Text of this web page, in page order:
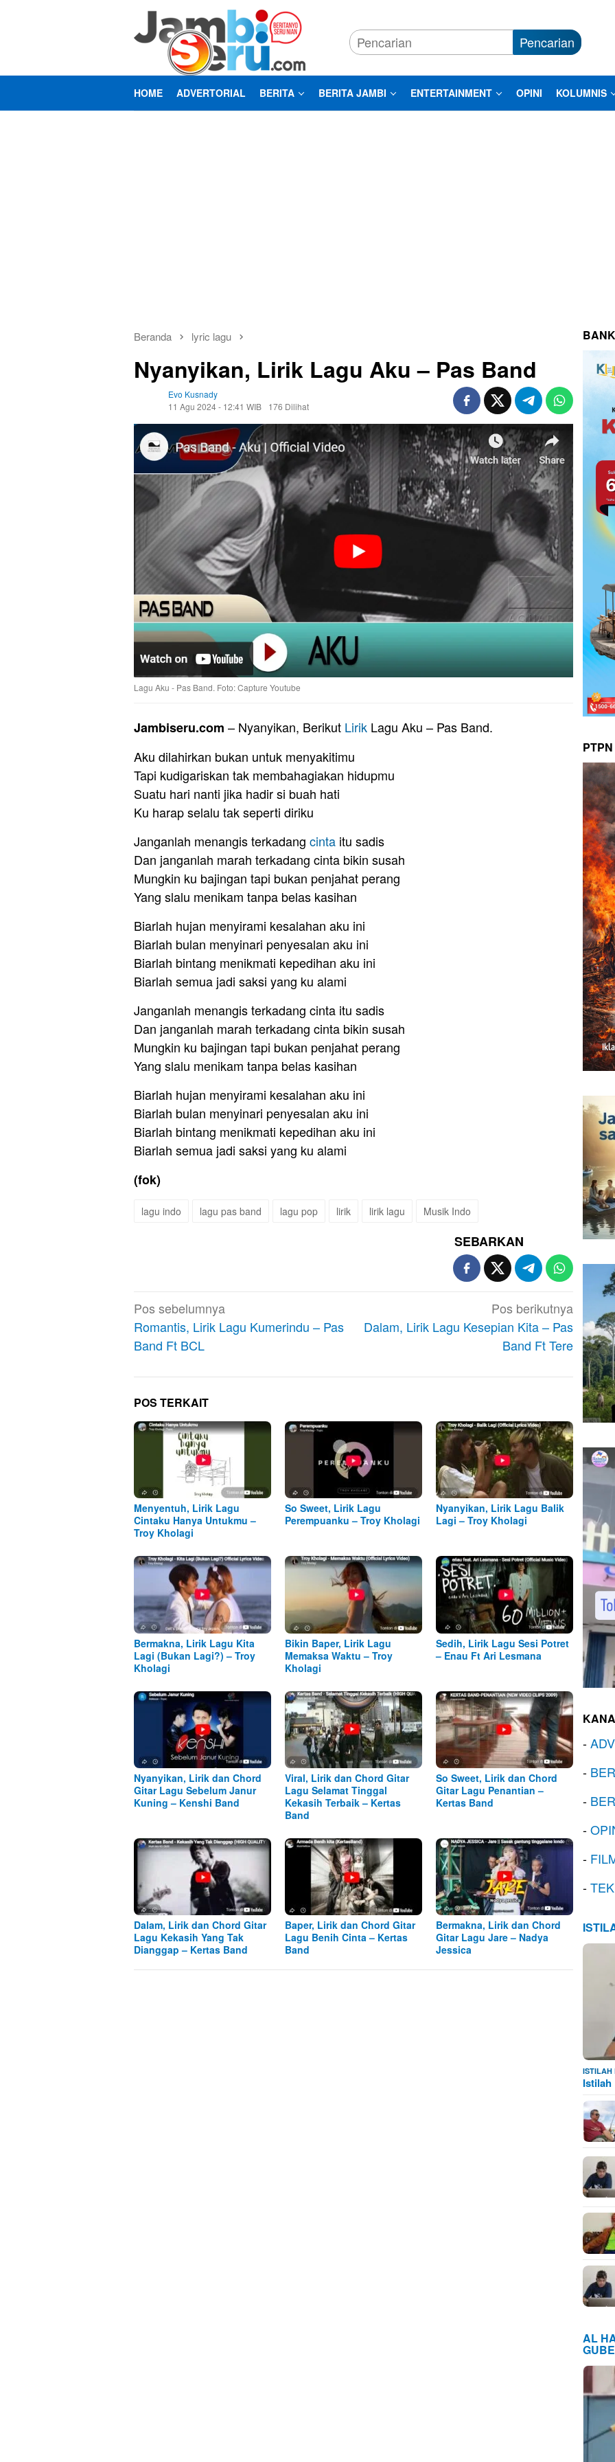
Pencarian
HOME ADVERTORIAL BERITA BERITA JAMBI ENTERTAINMENT OPINI KOLUMNIS
Beranda lyric lagu
Nyanyikan, Lirik Lagu Aku – Pas Band
Evo Kusnady
11 Agu 2024 - 12:41 WIB
176 Dilihat
Lagu Aku - Pas Band. Foto: Capture Youtube
Jambiseru.com – Nyanyikan, Berikut Lirik Lagu Aku – Pas Band.
Aku dilahirkan bukan untuk menyakitimu
Tapi kudigariskan tak membahagiakan hidupmu
Suatu hari nanti jika hadir si buah hati
Ku harap selalu tak seperti diriku
Janganlah menangis terkadang cinta itu sadis
Dan janganlah marah terkadang cinta bikin susah
Mungkin ku bajingan tapi bukan penjahat perang
Yang slalu menikam tanpa belas kasihan
Biarlah hujan menyirami kesalahan aku ini
Biarlah bulan menyinari penyesalan aku ini
Biarlah bintang menikmati kepedihan aku ini
Biarlah semua jadi saksi yang ku alami
Janganlah menangis terkadang cinta itu sadis
Dan janganlah marah terkadang cinta bikin susah
Mungkin ku bajingan tapi bukan penjahat perang
Yang slalu menikam tanpa belas kasihan
Biarlah hujan menyirami kesalahan aku ini
Biarlah bulan menyinari penyesalan aku ini
Biarlah bintang menikmati kepedihan aku ini
Biarlah semua jadi saksi yang ku alami
(fok)
lagu indo lagu pas band lagu pop lirik lirik lagu Musik Indo
SEBARKAN
Navigasi
pos
Pos sebelumnya
Romantis, Lirik Lagu Kumerindu – Pas
Band Ft BCL
Pos berikutnya
Dalam, Lirik Lagu Kesepian Kita – Pas
Band Ft Tere
POS TERKAIT
Menyentuh, Lirik Lagu
Cintaku Hanya Untukmu –
Troy Kholagi
So Sweet, Lirik Lagu
Perempuanku – Troy Kholagi
Nyanyikan, Lirik Lagu Balik
Lagi – Troy Kholagi
Bermakna, Lirik Lagu Kita
Lagi (Bukan Lagi?) – Troy
Kholagi
Bikin Baper, Lirik Lagu
Memaksa Waktu – Troy
Kholagi
Sedih, Lirik Lagu Sesi Potret
– Enau Ft Ari Lesmana
Nyanyikan, Lirik dan Chord
Gitar Lagu Sebelum Janur
Kuning – Kenshi Band
Viral, Lirik dan Chord Gitar
Lagu Selamat Tinggal
Kekasih Terbaik – Kertas
Band
So Sweet, Lirik dan Chord
Gitar Lagu Penantian –
Kertas Band
Dalam, Lirik dan Chord Gitar
Lagu Kekasih Yang Tak
Dianggap – Kertas Band
Baper, Lirik dan Chord Gitar
Lagu Benih Cinta – Kertas
Band
Bermakna, Lirik dan Chord
Gitar Lagu Jare – Nadya
Jessica
-
-
-
-
-
-
ISTILAH
Istilah
AL